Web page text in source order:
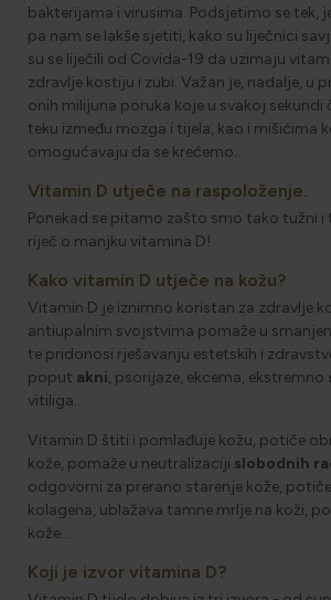
bakterijama i virusima. Podsjetimo se tek,
pa nam se lakše sjetiti, kako su liječnici
su se liječili od Covida-19 da uzimaju
zdravlje kostiju i zubi. Važan je, nadalje, u
onih milijuna poruka koje u svakoj sekundi
teku između mozga i tijela, kao i mišićima
omogućavaju da se krećemo…
Vitamin D utječe na raspoloženje.
Ponekad se pitamo zašto smo tako tužni i
riječ o manjku vitamina D!
Kako vitamin D utječe na kožu?
Vitamin D je iznimno koristan za zdravlje
antiupalnim svojstvima pomaže u
te pridonosi rješavanju estetskih i
poput akni, psorijaze, ekcema, ekstremno
vitiliga…
Vitamin D štiti i pomlađuje kožu, potiče
kože, pomaže u neutralizaciji slobodnih
odgovorni za prerano starenje kože,
kolagena, ublažava tamne mrlje na koži,
kože…
Koji je izvor vitamina D?